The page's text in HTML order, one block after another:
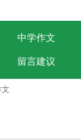
中学作文
留言建议
文